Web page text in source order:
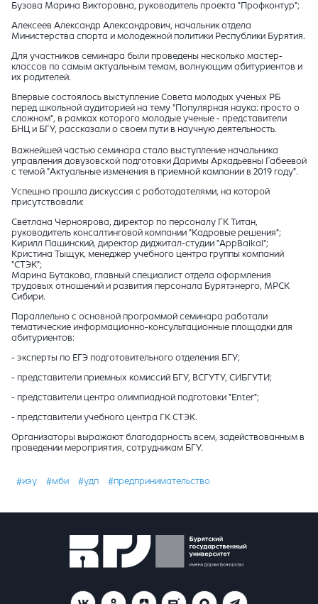
Бузова Марина Викторовна, руководитель проекта "Профконтур";
Алексеев Александр Александрович, начальник отдела
Министерства спорта и молодежной политики Республики Бурятия.
Для участников семинара были проведены несколько мастер-
классов по самым актуальным темам, волнующим абитуриентов и
их родителей.
Впервые состоялось выступление Совета молодых ученых РБ
перед школьной аудиторией на тему "Популярная наука: просто о
сложном", в рамках которого молодые ученые - представители
БНЦ и БГУ, рассказали о своем пути в научную деятельность.
Важнейшей частью семинара стало выступление начальника
управления довузовской подготовки Даримы Аркадьевны Габеевой
с темой "Актуальные изменения в приемной кампании в 2019 году".
Успешно прошла дискуссия с работодателями, на которой
присутствовали:
Светлана Черноярова, директор по персоналу ГК Титан,
руководитель консалтинговой компании "Кадровые решения";
Кирилл Пашинский, директор диджитал-студии "AppBaikal";
Кристина Тыщук, менеджер учебного центра группы компаний
"СТЭК";
Марина Бутакова, главный специалист отдела оформления
трудовых отношений и развития персонала Бурятэнерго, МРСК
Сибири.
Параллельно с основной программой семинара работали
тематические информационно-консультационные площадки для
абитуриентов:
- эксперты по ЕГЭ подготовительного отделения БГУ;
- представители приемных комиссий БГУ, ВСГУТУ, СИБГУТИ;
- представители центра олимпиадной подготовки "Enter";
- представители учебного центра ГК СТЭК.
Организаторы выражают благодарность всем, задействованным в
проведении мероприятия, сотрудникам БГУ.
#иэу #мби #удп #предпринимательство